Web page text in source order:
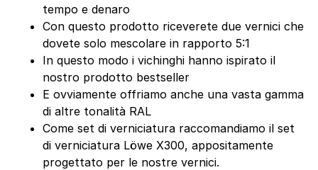
tempo e denaro
Con questo prodotto riceverete due vernici che
dovete solo mescolare in rapporto 5:1
In questo modo i vichinghi hanno ispirato il
nostro prodotto bestseller
E ovviamente offriamo anche una vasta gamma
di altre tonalità RAL
Come set di verniciatura raccomandiamo il set
di verniciatura Löwe X300, appositamente
progettato per le nostre vernici.